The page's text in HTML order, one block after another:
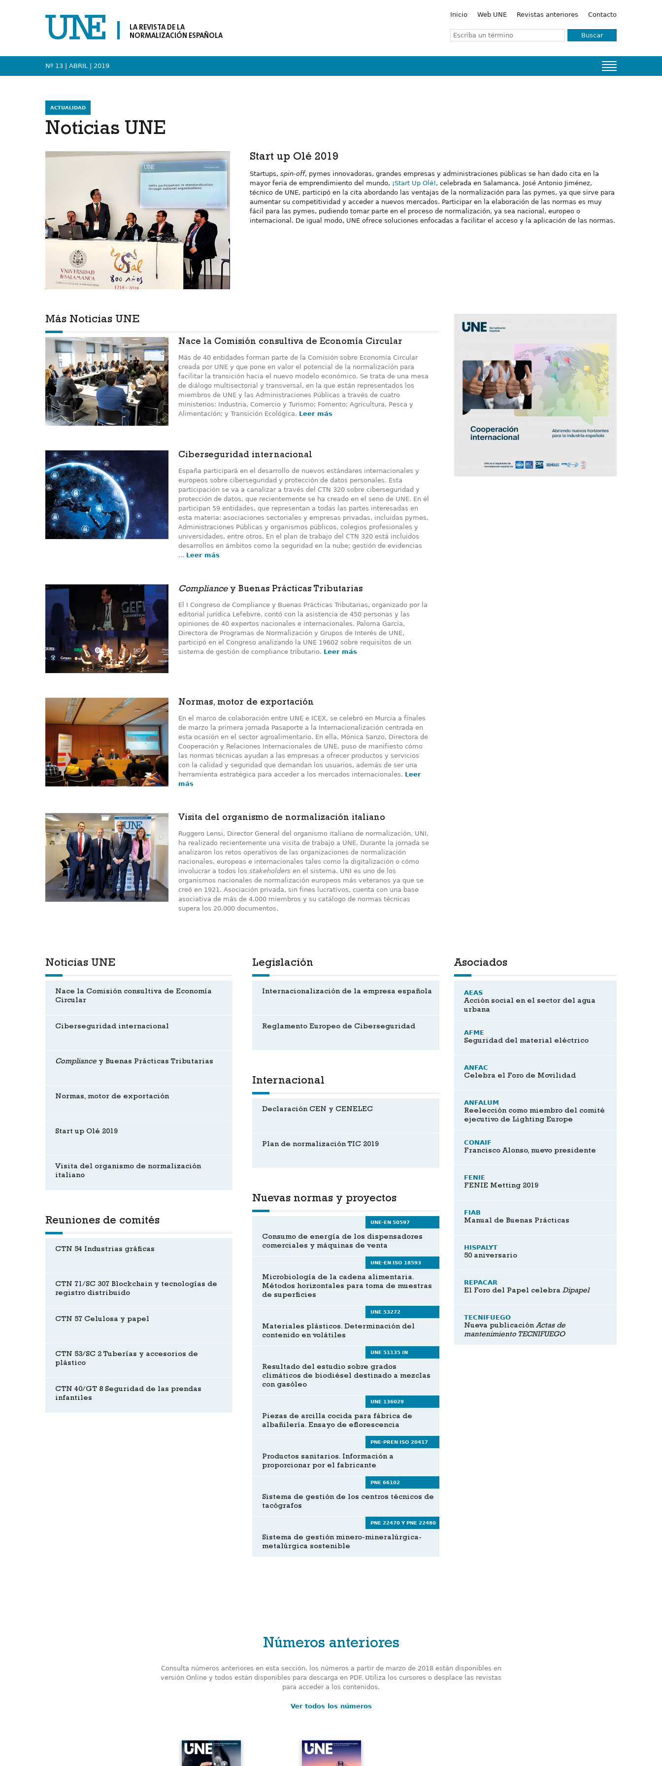
LA REVISTA DE LA
NORMALIZACIÓN ESPAÑOLA
Inicio Web UNE Revistas anteriores Contacto
Buscar
Nº 13 | ABRIL| 2019
ACTUALIDAD
Noticias UNE
Start up Olé 2019
Startups, spin-off, pymes innovadoras, grandes empresas y administraciones públicas se han dado cita en la
mayor feria de emprendimiento del mundo, ¡Start Up Olé!, celebrada en Salamanca. José Antonio Jiménez,
técnico de UNE, participó en la cita abordando las ventajas de la normalización para las pymes, ya que sirve para
aumentar su competitividad y acceder a nuevos mercados. Participar en la elaboración de las normas es muy
fácil para las pymes, pudiendo tomar parte en el proceso de normalización, ya sea nacional, europeo o
internacional. De igual modo, UNE ofrece soluciones enfocadas a facilitar el acceso y la aplicación de las normas.
Más Noticias UNE
Nace la Comisión consultiva de Economía Circular
Más de 40 entidades forman parte de la Comisión sobre Economía Circular
creada por UNE y que pone en valor el potencial de la normalización para
facilitar la transición hacia el nuevo modelo económico. Se trata de una mesa
de diálogo multisectorial y transversal, en la que están representados los
miembros de UNE y las Administraciones Públicas a través de cuatro
ministerios: Industria, Comercio y Turismo; Fomento; Agricultura, Pesca y
Alimentación; y Transición Ecológica. Leer más
Ciberseguridad internacional
España participará en el desarrollo de nuevos estándares internacionales y
europeos sobre ciberseguridad y protección de datos personales. Esta
participación se va a canalizar a través del CTN 320 sobre ciberseguridad y
protección de datos, que recientemente se ha creado en el seno de UNE. En él
participan 59 entidades, que representan a todas las partes interesadas en
esta materia: asociaciones sectoriales y empresas privadas, incluidas pymes,
Administraciones Públicas y organismos públicos, colegios profesionales y
universidades, entre otros. En el plan de trabajo del CTN 320 está incluidos
desarrollos en ámbitos como la seguridad en la nube; gestión de evidencias
... Leer más
Compliancey Buenas Prácticas Tributarias
El I Congreso de Compliance y Buenas Prácticas Tributarias, organizado por la
editorial jurídica Lefebvre, contó con la asistencia de 450 personas y las
opiniones de 40 expertos nacionales e internacionales. Paloma García,
Directora de Programas de Normalización y Grupos de Interés de UNE,
participó en el Congreso analizando la UNE 19602 sobre requisitos de un
sistema de gestión de compliance tributario. Leer más
Normas, motor de exportación
En el marco de colaboración entre UNE e ICEX, se celebró en Murcia a finales
de marzo la primera jornada Pasaporte a la Internacionalización centrada en
esta ocasión en el sector agroalimentario. En ella, Mónica Sanzo, Directora de
Cooperación y Relaciones Internacionales de UNE, puso de manifiesto cómo
las normas técnicas ayudan a las empresas a ofrecer productos y servicios
con la calidad y seguridad que demandan los usuarios, además de ser una
herramienta estratégica para acceder a los mercados internacionales. Leer
más
Visita del organismo de normalización italiano
Ruggero Lensi, Director General del organismo italiano de normalización, UNI,
ha realizado recientemente una visita de trabajo a UNE. Durante la jornada se
analizaron los retos operativos de las organizaciones de normalización
nacionales, europeas e internacionales tales como la digitalización o cómo
involucrar a todos los stakeholders en el sistema. UNI es uno de los
organismos nacionales de normalización europeos más veteranos ya que se
creó en 1921. Asociación privada, sin fines lucrativos, cuenta con una base
asociativa de más de 4.000 miembros y su catálogo de normas técnicas
supera los 20.000 documentos.
Asociados
AEAS
Acción social en el sector del agua
urbana
AFME
Seguridad del material eléctrico
ANFAC
Celebra el Foro de Movilidad
ANFALUM
Reelección como miembro del comité
ejecutivo de Lighting Europe
CONAIF
Francisco Alonso, nuevo presidente
FENIE
FENIE Metting 2019
FIAB
Manual de Buenas Prácticas
HISPALYT
50 aniversario
REPACAR
El Foro del Papel celebra Dipapel
TECNIFUEGO
Nueva publicación Actas de
mantenimiento TECNIFUEGO
Noticias UNE
Nace la Comisión consultiva de Economía
Circular
Ciberseguridad internacional
Compliance y Buenas Prácticas Tributarias
Normas, motor de exportación
Start up Olé 2019
Visita del organismo de normalización
italiano
Reuniones de comités
CTN 54 Industrias gráficas
CTN 71/SC 307 Blockchain y tecnologías de
registro distribuido
CTN 57 Celulosa y papel
CTN 53/SC 2 Tuberías y accesorios de
plástico
CTN 40/GT 8 Seguridad de las prendas
infantiles
Legislación
Internacionalización de la empresa española
Reglamento Europeo de Ciberseguridad
Internacional
Declaración CEN y CENELEC
Plan de normalización TIC 2019
Nuevas normas y proyectos
UNE-EN 50597
Consumo de energía de los dispensadores
comerciales y máquinas de venta
UNE-EN ISO 18593
Microbiología de la cadena alimentaria.
Métodos horizontales para toma de muestras
de superficies
UNE 53272
Materiales plásticos. Determinación del
contenido en volátiles
UNE 51135 IN
Resultado del estudio sobre grados
climáticos de biodiésel destinado a mezclas
con gasóleo
UNE 136029
Piezas de arcilla cocida para fábrica de
albañilería. Ensayo de eflorescencia
PNE-PREN ISO 20417
Productos sanitarios. Información a
proporcionar por el fabricante
PNE 66102
Sistema de gestión de los centros técnicos de
tacógrafos
PNE 22470 Y PNE 22480
Sistema de gestión minero-mineralúrgica-
metalúrgica sostenible
Números anteriores
Consulta números anteriores en esta sección, los números a partir de marzo de 2018 están disponibles en
versión Online y todos están disponibles para descarga en PDF. Utiliza los cursores o desplace las revistas
para acceder a los contenidos.
Ver todos los números